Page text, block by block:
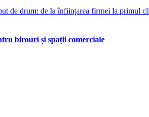
birouri și spații comerciale